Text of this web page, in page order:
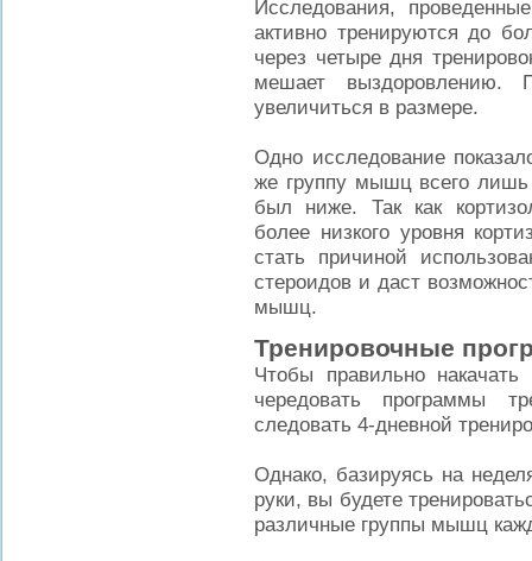
Исследования,
активно тренируются до
через четыре дня
мешает
увеличиться в размере.
Одно исследование
же группу мышц всего лишь
был ниже. Так как
более низкого уровня
стать причиной
стероидов и даст
мышц.
Тренировочные
Чтобы правильно
чередовать программы
следовать 4-дневной
Однако, базируясь на
руки, вы будете
различные группы мышц